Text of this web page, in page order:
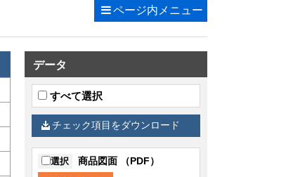
ページ内 メニュー
データ
すべて選択
チェック項目をダウンロード
選択 商品図面 （PDF）